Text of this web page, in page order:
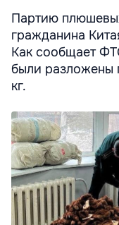
Партию
гражданина
Как сообщает
были разложены
кг.